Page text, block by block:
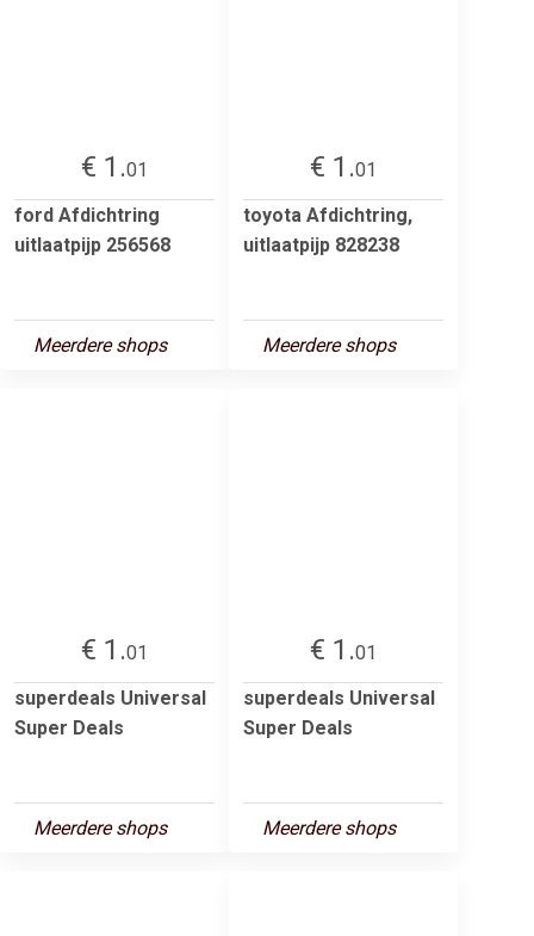
€ 1.01
ford Afdichtring
uitlaatpijp 256568
Meerdere shops
€ 1.01
toyota Afdichtring,
uitlaatpijp 828238
Meerdere shops
€ 1.01
superdeals Universal
Super Deals
Meerdere shops
€ 1.01
superdeals Universal
Super Deals
Meerdere shops